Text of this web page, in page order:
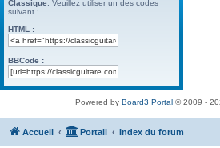
Classique . Veuillez utiliser un des codes
suivant :
HTML :
BBCode :
Powered by Board3 Portal© 2009 -
Accueil Portail Index du forum